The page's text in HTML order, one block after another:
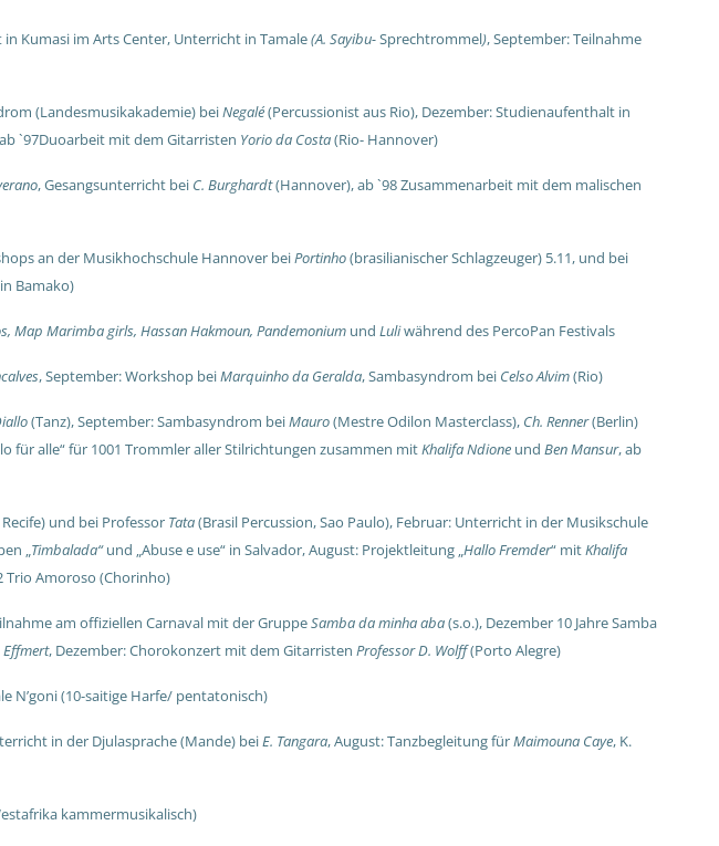
Kumasi im Arts Center, Unterricht in Tamale(A. Sayibu-Sprechtrommel),September: Teilnahme
(Landesmusikakademie) beiNegalé(Percussionist aus Rio), Dezember: Studienaufenthalt in
`97Duoarbeit mit dem Gitarristen Yorio da Costa(Rio- Hannover)
,Gesangsunterricht bei C. Burghardt(Hannover), ab `98 Zusammenarbeit mit dem malischen
an der Musikhochschule Hannover beiPortinho(brasilianischer Schlagzeuger) 5.11, und bei
in Bamako)
Map Marimba girls, Hassan Hakmoun, Pandemonium und Luliwährend des PercoPan Festivals
,September: Workshop beiMarquinho da Geralda, Sambasyndrom bei Celso Alvim(Rio)
(Tanz),September: Sambasyndrom beiMauro(Mestre Odilon Masterclass), Ch. Renner(Berlin)
für alle“ für 1001 Trommler aller Stilrichtungen zusammen mitKhalifa Ndione und Ben Mansur, ab
und bei Professor Tata(Brasil Percussion, Sao Paulo), Februar: Unterricht in der Musikschule
„Timbalada“und „Abuse e use“ in Salvador,August: Projektleitung „Hallo Fremder“ mitKhalifa
Trio Amoroso (Chorinho)
am offiziellen Carnaval mit der GruppeSamba da minha aba(s.o.), Dezember 10 Jahre Samba
Effmert, Dezember: Chorokonzert mit dem Gitarristen Professor D. Wolff(Porto Alegre)
N’goni (10-saitige Harfe/ pentatonisch)
in der Djulasprache (Mande) beiE. Tangara,August: Tanzbegleitung fürMaimouna Caye, K.
kammermusikalisch)